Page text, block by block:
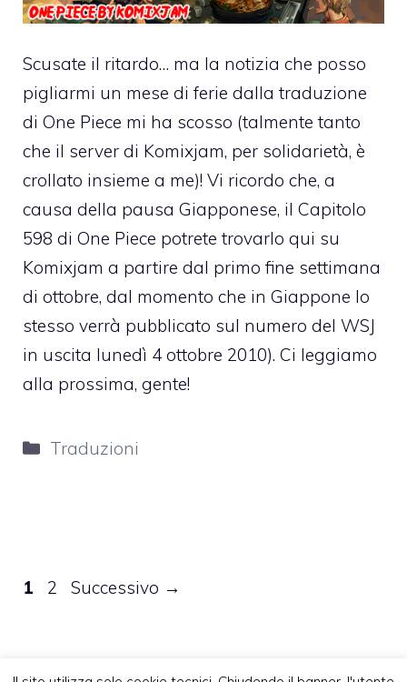
Scusate il ritardo… ma la notizia che posso
pigliarmi un mese di ferie dalla traduzione
di One Piece mi ha scosso (talmente tanto
che il server di Komixjam, per solidarietà, è
crollato insieme a me)! Vi ricordo che, a
causa della pausa Giapponese, il Capitolo
598 di One Piece potrete trovarlo qui su
Komixjam a partire dal primo fine settimana
di ottobre, dal momento che in Giappone lo
stesso verrà pubblicato sul numero del WSJ
in uscita lunedì 4 ottobre 2010). Ci leggiamo
alla prossima, gente!
Categorie
Traduzioni
Pagina
1 Pagina
2 Successivo →